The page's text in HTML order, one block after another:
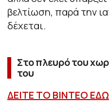
βελτίωση, παρά την
δέχεται.
Στο πλευρό του
του
ΔΕΙΤΕ ΤΟ ΒΙΝΤΕΟ ΕΔΩ